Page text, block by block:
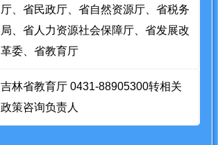
厅、省民政厅、省自然资源厅、省税务
局、省人力资源社会保障厅、省发展改
革委、省教育厅
吉林省教育厅 0431-88905300转相关
政策咨询负责人